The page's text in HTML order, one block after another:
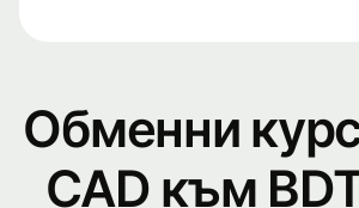
Обменни
CAD към